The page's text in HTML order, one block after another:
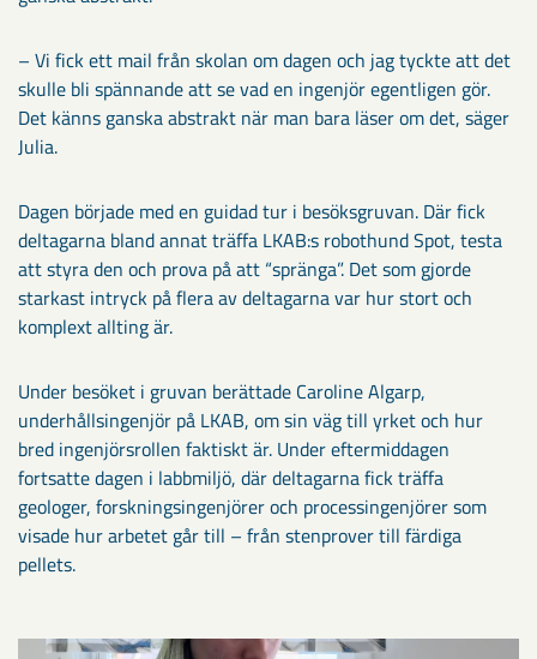
– Vi fick ett mail från skolan om dagen och jag tyckte att det
skulle bli spännande att se vad en ingenjör egentligen gör.
Det känns ganska abstrakt när man bara läser om det, säger
Julia.
Dagen började med en guidad tur i besöksgruvan. Där fick
deltagarna bland annat träffa LKAB:s robothund Spot, testa
att styra den och prova på att “spränga”. Det som gjorde
starkast intryck på flera av deltagarna var hur stort och
komplext allting är.
Under besöket i gruvan berättade Caroline Algarp,
underhållsingenjör på LKAB, om sin väg till yrket och hur
bred ingenjörsrollen faktiskt är. Under eftermiddagen
fortsatte dagen i labbmiljö, där deltagarna fick träffa
geologer, forskningsingenjörer och processingenjörer som
visade hur arbetet går till – från stenprover till färdiga
pellets.